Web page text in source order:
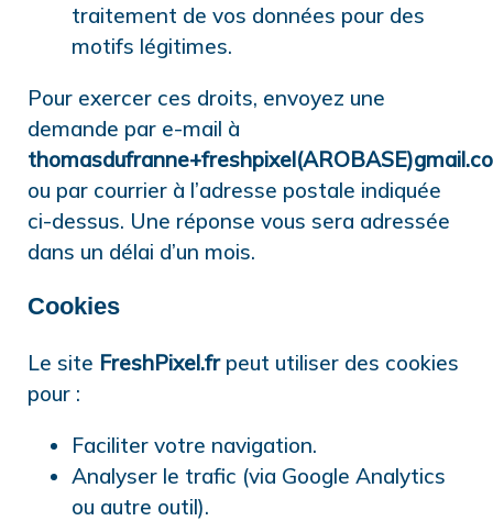
traitement de vos données pour des
motifs légitimes.
Pour exercer ces droits, envoyez une
demande par e-mail à
ou par courrier à l’adresse postale indiquée
ci-dessus. Une réponse vous sera adressée
dans un délai d’un mois.
Cookies
Le site FreshPixel.frpeut utiliser des cookies
pour :
Faciliter votre navigation.
Analyser le trafic (via Google Analytics
ou autre outil).